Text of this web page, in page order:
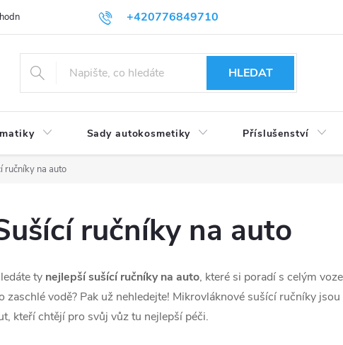
+420776849710
podmínky Podmínky ochrany osobních údajů
HLEDAT
Sady autokosmetiky Příslušenství
ručníky na auto
ručníky na auto
ty nejlepší sušící ručníky na auto, které si poradí s celým
zaschlé vodě? Pak už nehledejte! Mikrovláknové sušící ručníky
kteří chtějí pro svůj vůz tu nejlepší péči.